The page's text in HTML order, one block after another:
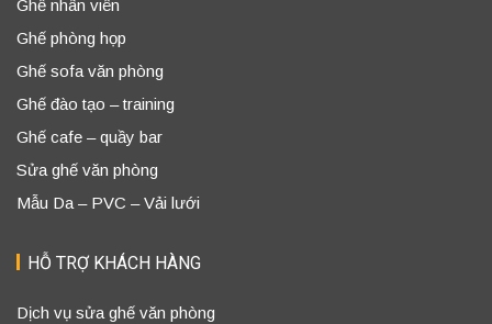
Ghế nhân viên
Ghế phòng họp
Ghế sofa văn phòng
Ghế đào tạo – training
Ghế cafe – quầy bar
Sửa ghế văn phòng
Mẫu Da – PVC – Vải lưới
HỖ TRỢ KHÁCH HÀNG
Dịch vụ sửa ghế văn phòng